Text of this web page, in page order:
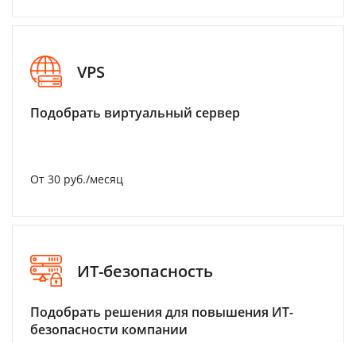
VPS
Подобрать виртуальный сервер
От 30 руб./месяц
ИТ-безопасность
Подобрать решения для повышения ИТ-
безопасности компании